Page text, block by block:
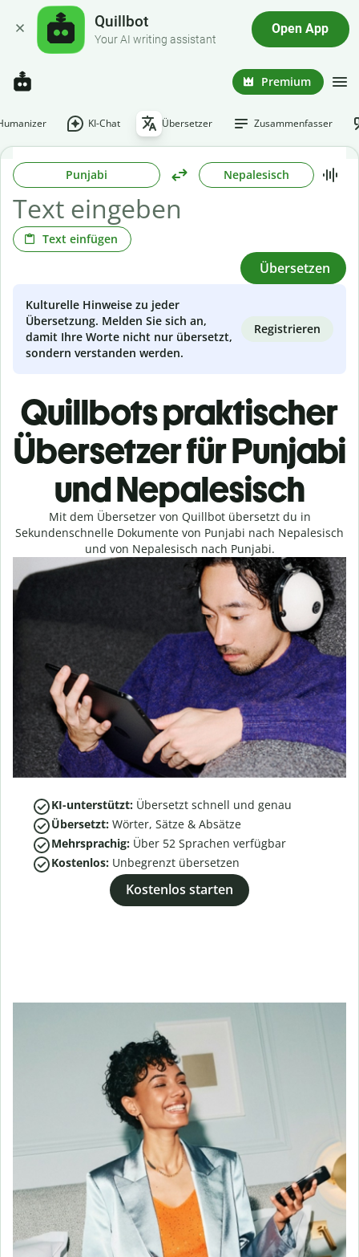
Quillbot
Your AI writing assistant
Open App
Premium
KI-Chat Übersetzer Zusammenfasser
Punjabi Nepalesisch
Text einfügen
Übersetzen
Kulturelle Hinweise zu jeder
Übersetzung. Melden Sie sich an,
damit Ihre Worte nicht nur übersetzt,
sondern verstanden werden.
Registrieren
Quillbots praktischer
Übersetzer für Punjabi
und Nepalesisch
Mit dem Übersetzer von Quillbot übersetzt du in
Sekundenschnelle Dokumente von Punjabi nach Nepalesisch
und von Nepalesisch nach Punjabi.
KI-unterstützt: Übersetzt schnell und genau
Übersetzt: Wörter, Sätze & Absätze
Mehrsprachig: Über 52 Sprachen verfügbar
Kostenlos: Unbegrenzt übersetzen
Kostenlos starten